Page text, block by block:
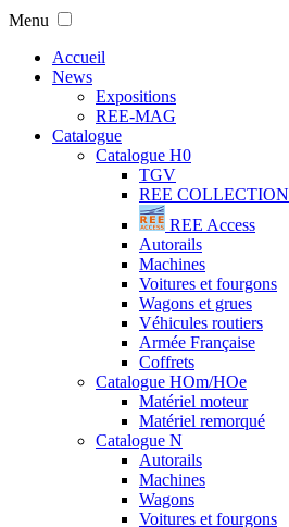
Menu
Accueil
News
Expositions
REE-MAG
Catalogue
Catalogue H0
TGV
REE COLLECTION
REE Access
Autorails
Machines
Voitures et fourgons
Wagons et grues
Véhicules routiers
Armée Française
Coffrets
Catalogue HOm/HOe
Matériel moteur
Matériel remorqué
Catalogue N
Autorails
Machines
Wagons
Voitures et fourgons